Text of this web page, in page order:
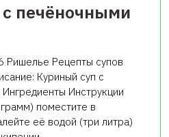
печёночными
Рецепты супов
Куриный суп с
Инструкции
поместите в
её водой (три литра)